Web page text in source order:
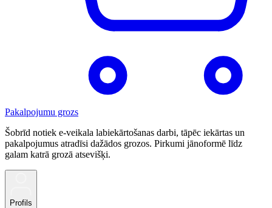
Pakalpojumu grozs
Šobrīd notiek e-veikala labiekārtošanas darbi, tāpēc iekārtas un
pakalpojumus atradīsi dažādos grozos. Pirkumi jānoformē līdz
galam katrā grozā atsevišķi.
Profils